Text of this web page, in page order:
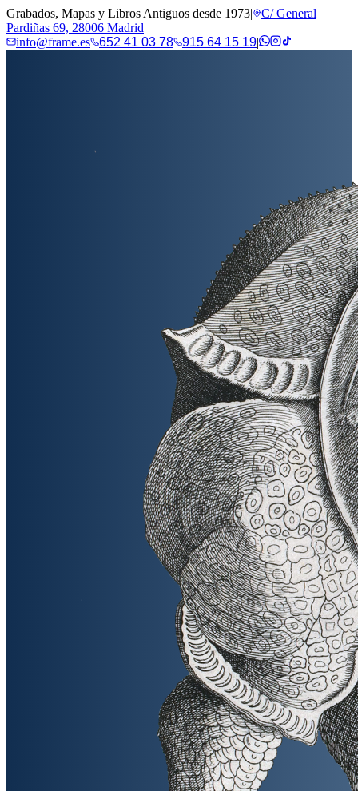
Grabados, Mapas y Libros Antiguos desde 1973|
C/ General
Pardiñas 69, 28006 Madrid
info@frame.es
652 41 03 78 915 64 15 19|